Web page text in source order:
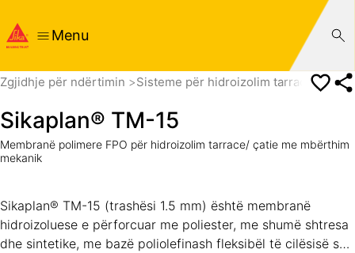
Menu
Zgjidhje për ndërtimin Sisteme për hidroizolim tarrace/ çatie
Sikaplan® TM-15
Membranë polimere FPO për hidroizolim tarrace/ çatie me mbërthim
mekanik
Sikaplan® TM-15 (trashësi 1.5 mm) është membranë
hidroizoluese e përforcuar me poliester, me shumë shtresa
dhe sintetike, me bazë poliolefinash fleksibël të cilësisë së